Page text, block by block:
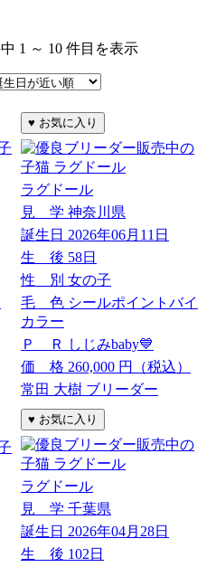
1 ～ 10 件目を表示
ラグドール
見 学 神奈川県
誕生日 2026年06月11日
生 後 58日
性 別 女の子
毛 色 シールポイントバイ
カラー
Ｐ Ｒ
しじみbaby💙
価 格 260,000 円（税込）
常田 大樹 ブリーダー
ラグドール
見 学 千葉県
誕生日 2026年04月28日
生 後 102日